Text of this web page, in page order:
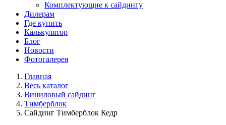
Комплектующие к сайдингу
Дилерам
Где купить
Калькулятор
Блог
Новости
Фотогалерея
Главная
Весь каталог
Виниловый сайдинг
Тимберблок
Сайдинг Тимберблок Кедр